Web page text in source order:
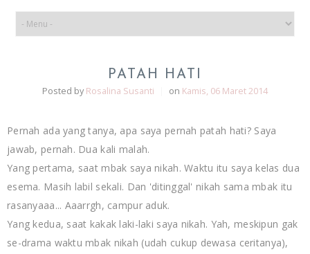
PATAH HATI
Posted by Rosalina Susanti on Kamis, 06 Maret 2014
Pernah ada yang tanya, apa saya pernah patah hati? Saya
jawab, pernah. Dua kali malah.
Yang pertama, saat mbak saya nikah. Waktu itu saya kelas dua
esema. Masih labil sekali. Dan 'ditinggal' nikah sama mbak itu
rasanyaaa... Aaarrgh, campur aduk.
Yang kedua, saat kakak laki-laki saya nikah. Yah, meskipun gak
se-drama waktu mbak nikah (udah cukup dewasa ceritanya),